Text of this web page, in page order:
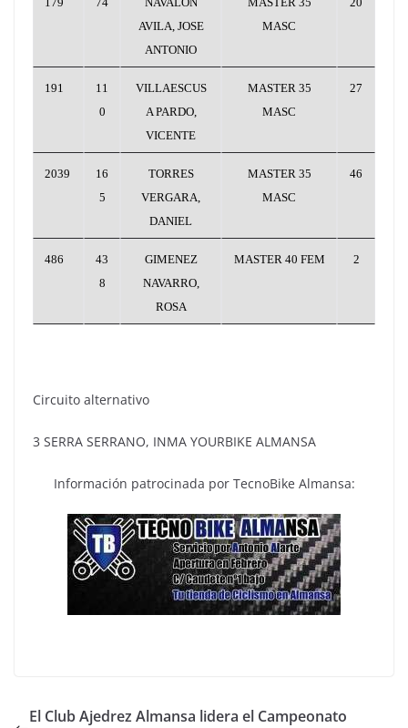
AVILA, JOSE
ANTONIO
MASC
191
11
0
VILLAESCUS
A PARDO,
VICENTE
MASTER 35
MASC
27
2039
16
5
TORRES
VERGARA,
DANIEL
MASTER 35
MASC
46
486
43
8
GIMENEZ
NAVARRO,
ROSA
MASTER 40 FEM 2
Circuito alternativo
3 SERRA SERRANO, INMA YOURBIKE ALMANSA
Información patrocinada por TecnoBike Almansa:
El Club Ajedrez Almansa lidera el Campeonato